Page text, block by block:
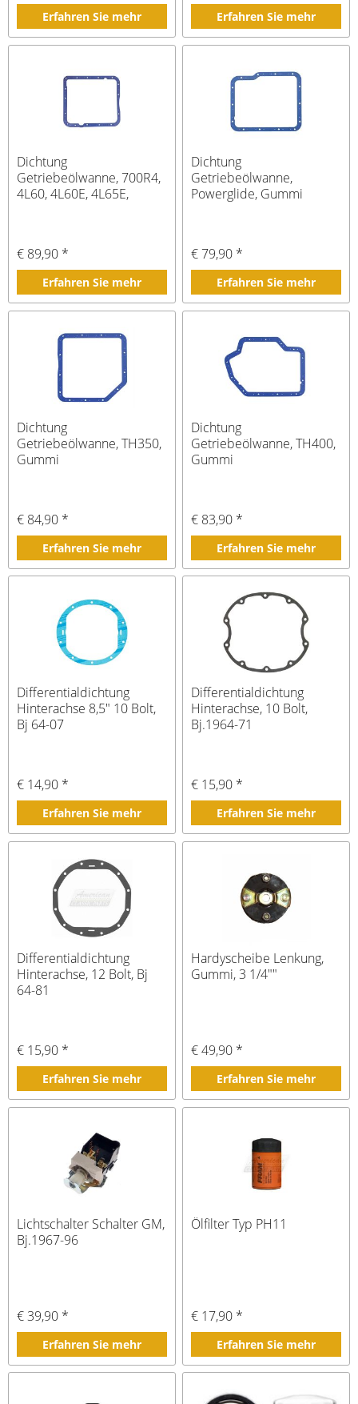
Erfahren Sie mehr Erfahren Sie mehr
Dichtung
Getriebeölwanne, 700R4,
4L60, 4L60E, 4L65E,
€ 89,90 *
Erfahren Sie mehr
Dichtung
Getriebeölwanne,
Powerglide, Gummi
€ 79,90 *
Erfahren Sie mehr
Dichtung
Getriebeölwanne, TH350,
Gummi
€ 84,90 *
Erfahren Sie mehr
Dichtung
Getriebeölwanne, TH400,
Gummi
€ 83,90 *
Erfahren Sie mehr
Differentialdichtung
Hinterachse 8,5" 10 Bolt,
Bj 64-07
€ 14,90 *
Erfahren Sie mehr
Differentialdichtung
Hinterachse, 10 Bolt,
Bj.1964-71
€ 15,90 *
Erfahren Sie mehr
Differentialdichtung
Hinterachse, 12 Bolt, Bj
64-81
€ 15,90 *
Erfahren Sie mehr
Hardyscheibe Lenkung,
Gummi, 3 1/4""
€ 49,90 *
Erfahren Sie mehr
Lichtschalter Schalter GM,
Bj.1967-96
€ 39,90 *
Erfahren Sie mehr
Ölfilter Typ PH11
€ 17,90 *
Erfahren Sie mehr